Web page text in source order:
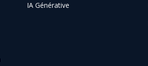
IA Générative